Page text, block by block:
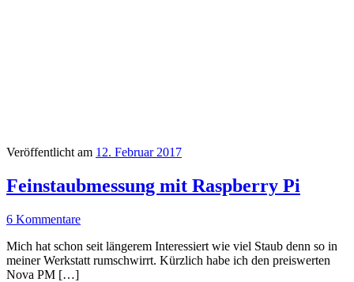
Veröffentlicht am 12. Februar 2017
Feinstaubmessung mit Raspberry Pi
6 Kommentare
Mich hat schon seit längerem Interessiert wie viel Staub denn so in
meiner Werkstatt rumschwirrt. Kürzlich habe ich den preiswerten
Nova PM […]